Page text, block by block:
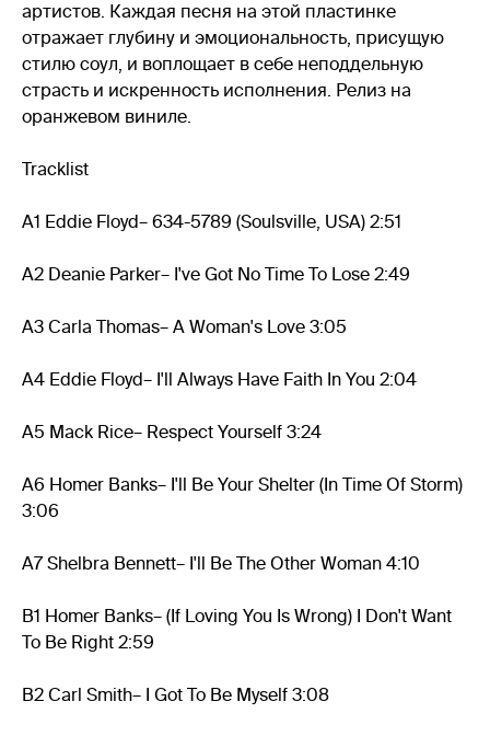
артистов. Каждая песня на этой пластинке
отражает глубину и эмоциональность, присущую
стилю соул, и воплощает в себе неподдельную
страсть и искренность исполнения. Релиз на
оранжевом виниле.
Tracklist
A1 Eddie Floyd– 634-5789 (Soulsville, USA) 2:51
A2 Deanie Parker– I've Got No Time To Lose 2:49
A3 Carla Thomas– A Woman's Love 3:05
A4 Eddie Floyd– I'll Always Have Faith In You 2:04
A5 Mack Rice– Respect Yourself 3:24
A6 Homer Banks– I'll Be Your Shelter (In Time Of Storm)
3:06
A7 Shelbra Bennett– I'll Be The Other Woman 4:10
B1 Homer Banks– (If Loving You Is Wrong) I Don't Want
To Be Right 2:59
B2 Carl Smith– I Got To Be Myself 3:08